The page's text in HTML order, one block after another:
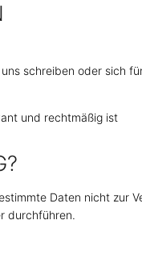
schreiben oder sich
und rechtmäßig ist
Daten nicht zur
durchführen.